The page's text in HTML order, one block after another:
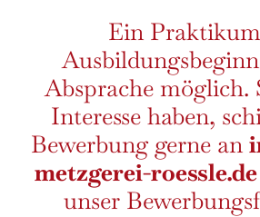
Ein
Absprache möglich.
Interesse haben,
Bewerbung gerne an
metzgerei-roessle.de
unser